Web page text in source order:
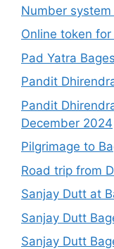
Number
Online token
Pad Yatra
Pandit
Pandit
December 2024
Pilgrimage to
Road trip from
Sanjay Dutt at
Sanjay Dutt
Sanjay Dutt